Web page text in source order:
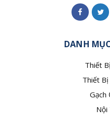
DANH
Thiết
Thiết Bị
Gạch
Nội